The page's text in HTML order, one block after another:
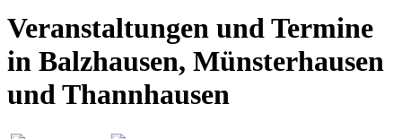
Veranstaltungen und Termine
in Balzhausen, Münsterhausen
und Thannhausen